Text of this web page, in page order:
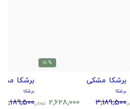
% 18
برشکا مشکی
برشکا
3,189,500
2,628,000 تومان
برشکا
برشکا
3,189,500